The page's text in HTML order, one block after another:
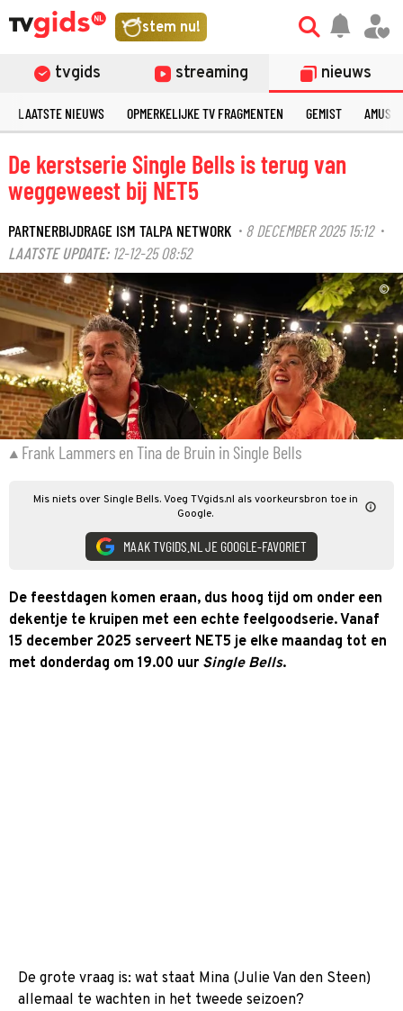
stem nu!
tvgids streaming nieuws
LAATSTE NIEUWS OPMERKELIJKE TV FRAGMENTEN GEMIST
De kerstserie Single Bells is terug van
weggeweest bij NET5
PARTNERBIJDRAGE ISM TALPA NETWORK · 8 DECEMBER 2025 15:12·
LAATSTE UPDATE: 12-12-25 08:52
©
Frank Lammers en Tina de Bruin in Single Bells
Mis niets over Single Bells. Voeg TVgids.nl als voorkeursbron toe in
Google.
MAAK TVGIDS.NL JE GOOGLE-FAVORIET
De feestdagen komen eraan, dus hoog tijd om onder een
dekentje te kruipen met een echte feelgoodserie. Vanaf
15 december 2025 serveert NET5 je elke maandag tot en
met donderdag om 19.00 uur Single Bells.
De grote vraag is: wat staat Mina (Julie Van den Steen)
allemaal te wachten in het tweede seizoen?